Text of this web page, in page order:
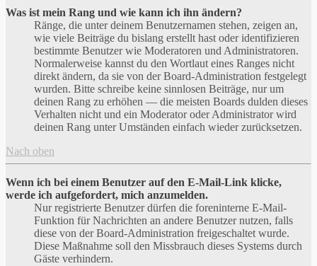
Was ist mein Rang und wie kann ich ihn ändern?
Ränge, die unter deinem Benutzernamen stehen, zeigen an,
wie viele Beiträge du bislang erstellt hast oder identifizieren
bestimmte Benutzer wie Moderatoren und Administratoren.
Normalerweise kannst du den Wortlaut eines Ranges nicht
direkt ändern, da sie von der Board-Administration festgelegt
wurden. Bitte schreibe keine sinnlosen Beiträge, nur um
deinen Rang zu erhöhen — die meisten Boards dulden dieses
Verhalten nicht und ein Moderator oder Administrator wird
deinen Rang unter Umständen einfach wieder zurücksetzen.
Nach oben
Wenn ich bei einem Benutzer auf den E-Mail-Link klicke,
werde ich aufgefordert, mich anzumelden.
Nur registrierte Benutzer dürfen die foreninterne E-Mail-
Funktion für Nachrichten an andere Benutzer nutzen, falls
diese von der Board-Administration freigeschaltet wurde.
Diese Maßnahme soll den Missbrauch dieses Systems durch
Gäste verhindern.